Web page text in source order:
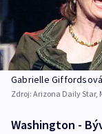
Gabrielle
Zdroj: Arizona Daily Star,
Washington -